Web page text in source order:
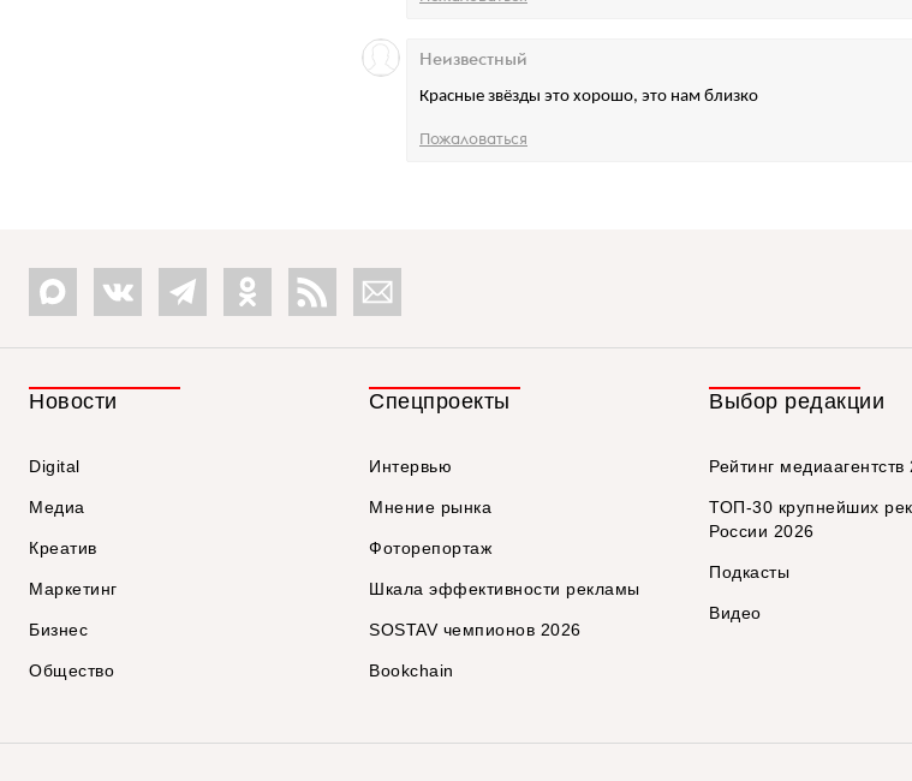
Красные звёзды это хорошо, это нам близко
Неизвестный
Пожаловаться
Новости
Digital
Медиа
Креатив
Маркетинг
Бизнес
Общество
Спецпроекты
Интервью
Мнение рынка
Фоторепортаж
Шкала эффективности рекламы
SOSTAV чемпионов 2026
Bookchain
Выбор редакции
Рейтинг медиаагентств
ТОП-30 крупнейших
России 2026
Подкасты
Видео